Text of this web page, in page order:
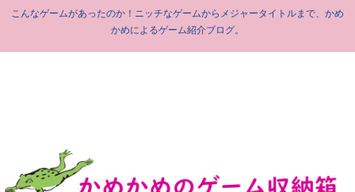
こんなゲームがあったのか！ニッチなゲームからメジャータイトルまで、かめ
かめによるゲーム紹介ブログ。